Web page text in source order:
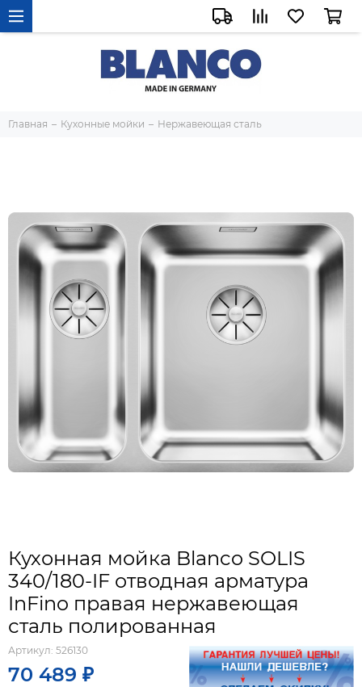
Главная Кухонные мойки Нержавеющая сталь
Кухонная мойка Blanco SOLIS
340/180-IF отводная арматура
InFino правая нержавеющая
сталь полированная
Артикул: 526130
70 489 ₽